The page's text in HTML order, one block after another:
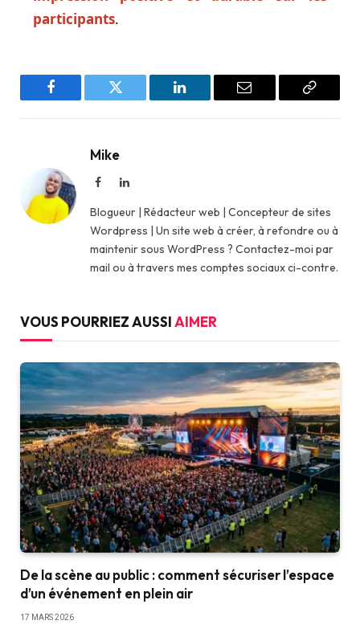
participants.
Facebook Twitter LinkedIn Email
Copy
Mike
FacebookLinkedIn
Blogueur | Rédacteur web | Concepteur de sites
Wordpress | Un site web à créer, à refondre ou à
maintenir sous WordPress ? Contactez-moi par
mail ou à travers mes comptes sociaux ci-contre.
VOUS POURRIEZ AUSSIAIMER
De la scène au public : comment sécuriser l’espace
d’un événement en plein air
17 MARS 2026